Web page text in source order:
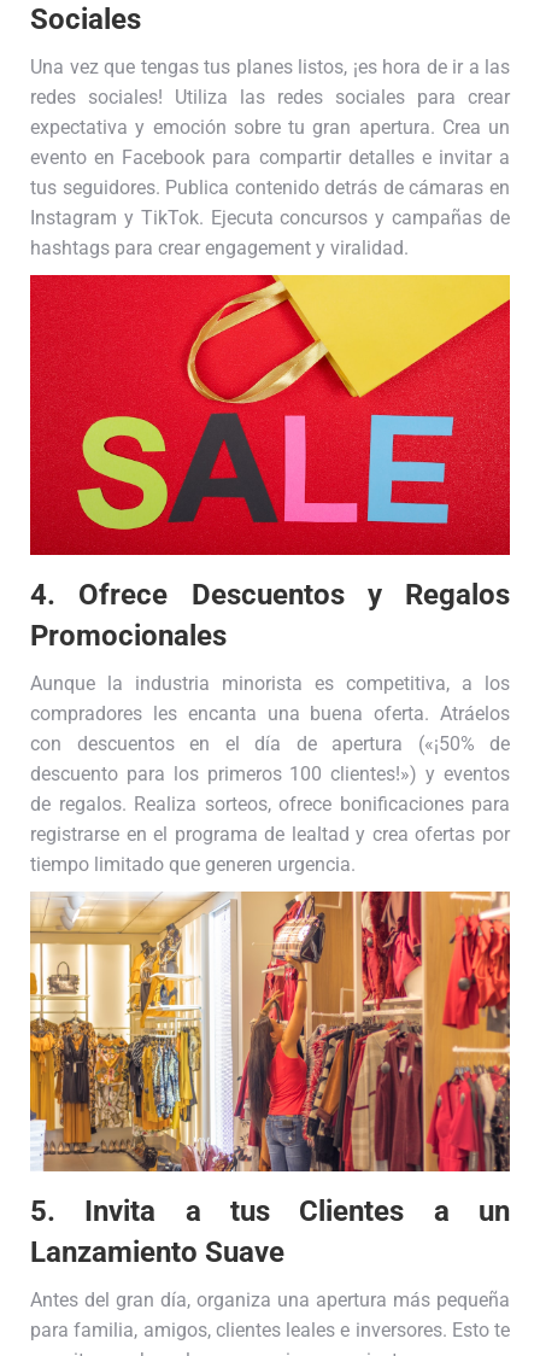
Sociales
Una vez que tengas tus planes listos, ¡es hora de ir a las
redes sociales! Utiliza las redes sociales para crear
expectativa y emoción sobre tu gran apertura. Crea un
evento en Facebook para compartir detalles e invitar a
tus seguidores. Publica contenido detrás de cámaras en
Instagram y TikTok. Ejecuta concursos y campañas de
hashtags para crear engagement y viralidad.
4. Ofrece Descuentos y Regalos
Promocionales
Aunque la industria minorista es competitiva, a los
compradores les encanta una buena oferta. Atráelos
con descuentos en el día de apertura («¡50% de
descuento para los primeros 100 clientes!») y eventos
de regalos. Realiza sorteos, ofrece bonificaciones para
registrarse en el programa de lealtad y crea ofertas por
tiempo limitado que generen urgencia.
5. Invita a tus Clientes a un
Lanzamiento Suave
Antes del gran día, organiza una apertura más pequeña
para familia, amigos, clientes leales e inversores. Esto te